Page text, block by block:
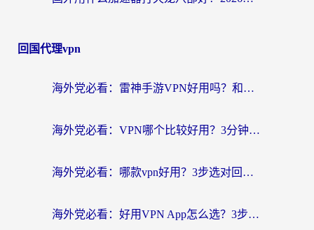
回国代理vpn
海外党必看：雷神手游VPN好用吗？和天速回国VPN对比哪个回国效果更好？附实用加速器选择指南
海外党必看：VPN哪个比较好用？3分钟找到适合你的回国加速方案
海外党必看：哪款vpn好用？3步选对回国加速器，无缝刷剧玩游戏
海外党必看：好用VPN App怎么选？3步教你无缝访问国内资源